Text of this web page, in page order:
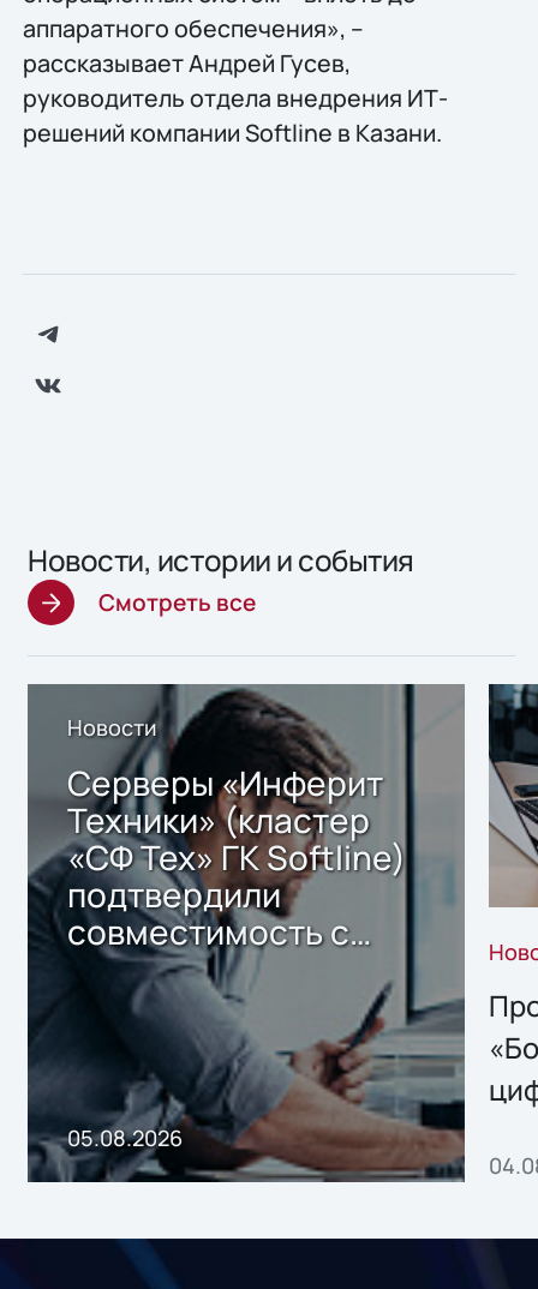
аппаратного обеспечения», –
рассказывает Андрей Гусев,
руководитель отдела внедрения ИТ-
решений компании Softline в Казани.
Новости, истории и события
Смотреть все
Новости
Серверы «Инферит
Техники» (кластер
«СФ Тех» ГК Softline)
подтвердили
совместимость с
решением Sharx
Storage 2.x для
хранения данных
05.08.2026